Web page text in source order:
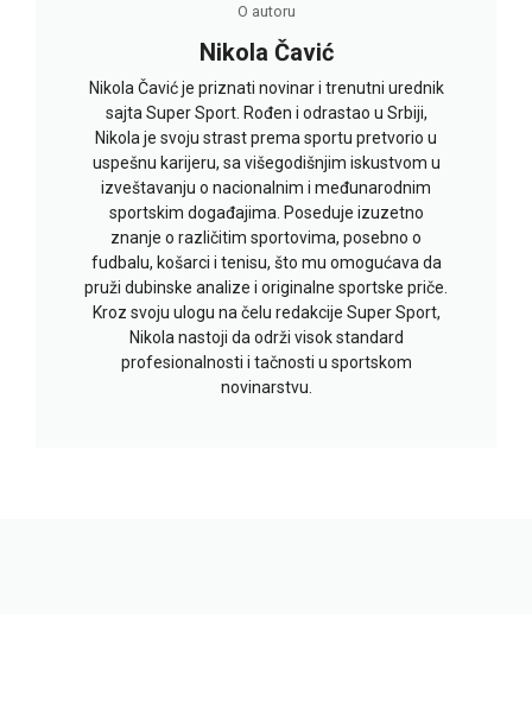
O autoru
Nikola Čavić
Nikola Čavić je priznati novinar i trenutni urednik
sajta Super Sport. Rođen i odrastao u Srbiji,
Nikola je svoju strast prema sportu pretvorio u
uspešnu karijeru, sa višegodišnjim iskustvom u
izveštavanju o nacionalnim i međunarodnim
sportskim događajima. Poseduje izuzetno
znanje o različitim sportovima, posebno o
fudbalu, košarci i tenisu, što mu omogućava da
pruži dubinske analize i originalne sportske priče.
Kroz svoju ulogu na čelu redakcije Super Sport,
Nikola nastoji da održi visok standard
profesionalnosti i tačnosti u sportskom
novinarstvu.